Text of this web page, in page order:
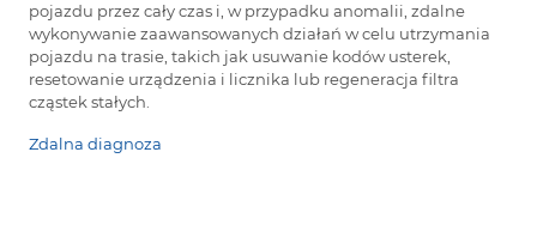
pojazdu przez cały czas i, w przypadku anomalii, zdalne
wykonywanie zaawansowanych działań w celu utrzymania
pojazdu na trasie, takich jak usuwanie kodów usterek,
resetowanie urządzenia i licznika lub regeneracja filtra
cząstek stałych.
Zdalna diagnoza